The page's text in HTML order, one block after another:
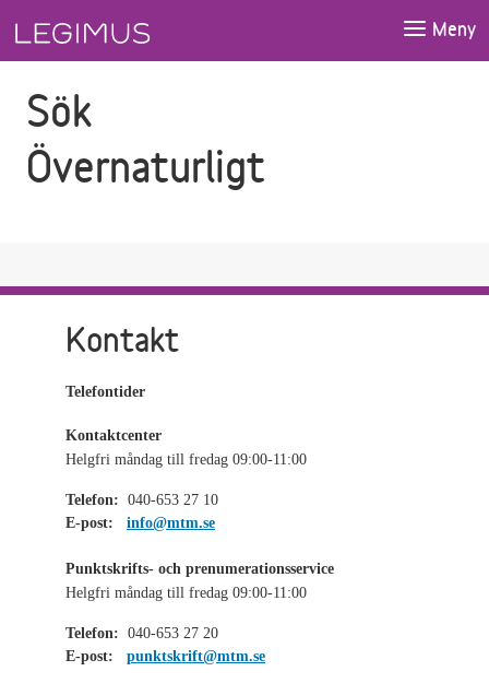
Meny
Sök
Övernaturligt
Kontakt
Telefontider
Kontaktcenter
Helgfri måndag till fredag 09:00-11:00
Telefon: 040-653 27 10
E-post:
info@mtm.se
Punktskrifts- och prenumerationsservice
Helgfri måndag till fredag 09:00-11:00
Telefon: 040-653 27 20
E-post:
punktskrift@mtm.se